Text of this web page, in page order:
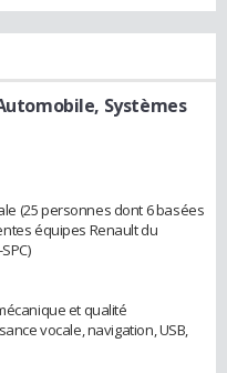
Systèmes
(25 personnes dont 6 basées
équipes Renault du
et qualité
vocale, navigation, USB,